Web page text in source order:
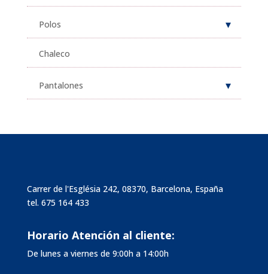
Polos
Chaleco
Pantalones
Carrer de l'Església 242, 08370, Barcelona, España
tel. 675 164 433
Horario Atención al cliente:
De lunes a viernes de 9:00h a 14:00h